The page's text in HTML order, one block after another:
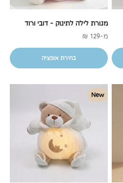
מנורת לילה לתינוק - דובי ורוד
מחיר מבצע
מ-129 ₪
בחירת אופציה
New